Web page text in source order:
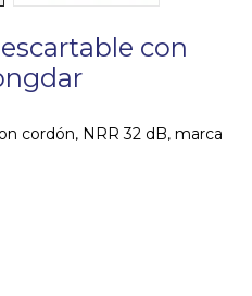
con
cordón, NRR 32 dB, marca